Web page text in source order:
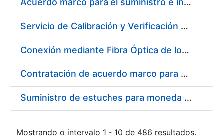
Acuerdo marco para el suministro e instalación de persianas, estores y otros complementos
Servicio de Calibración y Verificación Externa de los Equipos de Medición del Servicio de Prevención de la FNMT-RCM
Conexión mediante Fibra Óptica de los Centros de Proceso de Datos (CPDs) de las sedes de la FNMT-RCM de Burgos y Madrid
Contratación de acuerdo marco para el Suministro de Material de Electricidad para la Fábrica Nacional de Moneda y Timbre-Real Casa de la Moneda en su centro de trabajo de Burgos
Suministro de estuches para moneda de 30 €
Mostrando o intervalo 1 - 10 de 486 resultados.